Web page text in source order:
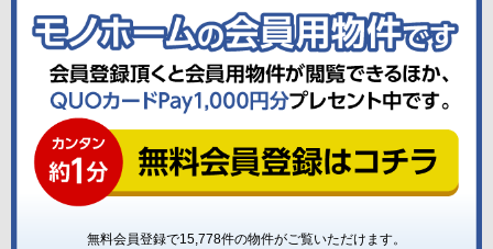
無料会員登録で15,778件の物件がご覧いただけます。